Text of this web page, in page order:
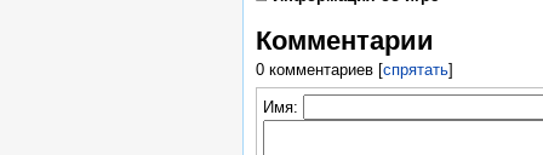
Комментарии
0 комментариев[спрятать]
Имя: